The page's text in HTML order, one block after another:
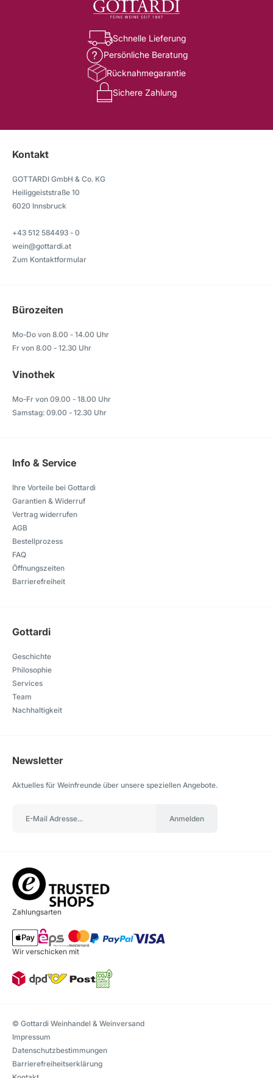
Schnelle Lieferung
Persönliche Beratung
Rücknahmegarantie
Sichere Zahlung
Kontakt
GOTTARDI GmbH & Co. KG
Heiliggeiststraße 10
6020 Innsbruck
+43 512 584493 - 0
wein@gottardi.at
Zum Kontaktformular
Bürozeiten
Mo-Do von 8.00 - 14.00 Uhr
Fr von 8.00 - 12.30 Uhr
Vinothek
Mo-Fr von 09.00 - 18.00 Uhr
Samstag: 09.00 - 12.30 Uhr
Info & Service
Ihre Vorteile bei Gottardi
Garantien & Widerruf
Vertrag widerrufen
AGB
Bestellprozess
FAQ
Öffnungszeiten
Barrierefreiheit
Gottardi
Geschichte
Philosophie
Services
Team
Nachhaltigkeit
Newsletter
Aktuelles für Weinfreunde über unsere speziellen Angebote.
Anmelden
Zahlungsarten
Wir verschicken mit
© Gottardi Weinhandel & Weinversand
Impressum
Datenschutzbestimmungen
Barrierefreiheitserklärung